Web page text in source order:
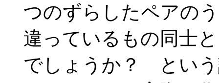
つのずらしたペアの
違っているもの同士
でしょうか？ という